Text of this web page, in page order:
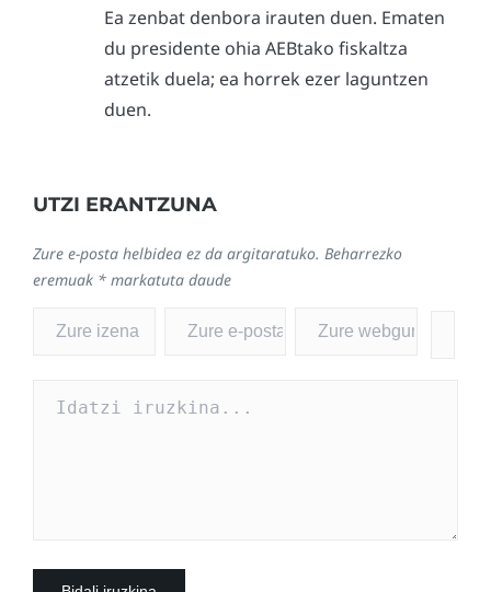
Ea zenbat denbora irauten duen. Ematen
du presidente ohia AEBtako fiskaltza
atzetik duela; ea horrek ezer laguntzen
duen.
UTZI ERANTZUNA
Zure e-posta helbidea ez da argitaratuko. Beharrezko
eremuak * markatuta daude